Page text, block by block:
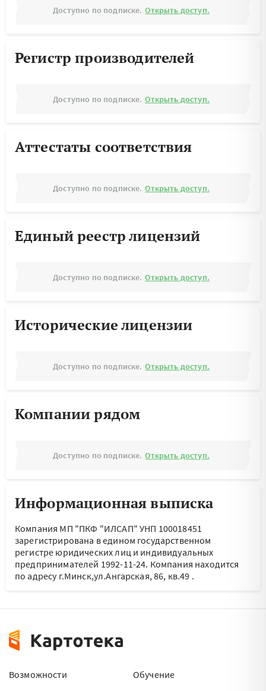
Доступно по подписке. Открыть доступ.
Регистр производителей
Доступно по подписке. Открыть доступ.
Аттестаты соответствия
Доступно по подписке. Открыть доступ.
Единый реестр лицензий
Доступно по подписке. Открыть доступ.
Исторические лицензии
Доступно по подписке. Открыть доступ.
Компании рядом
Доступно по подписке. Открыть доступ.
Информационная выписка
Компания МП "ПКФ "ИЛСАП" УНП 100018451
зарегистрирована в едином государственном
регистре юридических лиц и индивидуальных
предпринимателей 1992-11-24. Компания находится
по адресу г.Минск,ул.Ангарская, 86, кв.49 .
Возможности
Обучение